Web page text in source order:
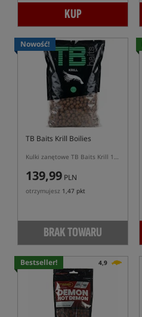
KUP
Nowość!
TB Baits Krill Boilies
Kulki zanętowe TB Baits Krill 10kg
139,99 PLN
otrzymujesz 1,47 pkt
BRAK TOWARU
Bestseller! 4,9